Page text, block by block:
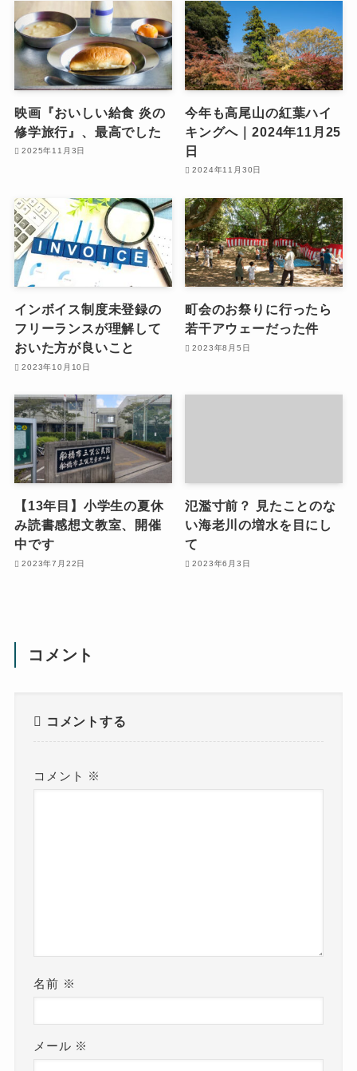
映画『おいしい給食 炎の
修学旅行』、最高でした
2025年11月3日
今年も高尾山の紅葉ハイ
キングへ｜2024年11月25
日
2024年11月30日
インボイス制度未登録の
フリーランスが理解して
おいた方が良いこと
2023年10月10日
町会のお祭りに行ったら
若干アウェーだった件
2023年8月5日
【13年目】小学生の夏休
み読書感想文教室、開催
中です
2023年7月22日
氾濫寸前？ 見たことのな
い海老川の増水を目にし
て
2023年6月3日
コメント
コメントする
コメント ※
名前 ※
メール ※